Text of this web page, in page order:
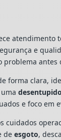
atendimento
e
problema
forma clara,
uma
e foco em
cuidados
deesgoto,